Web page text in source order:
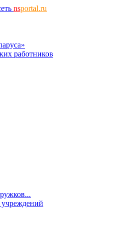
nsportal.ru
работников